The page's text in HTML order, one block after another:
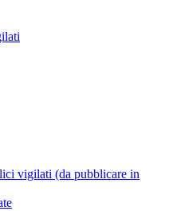
vigilati (da pubblicare in